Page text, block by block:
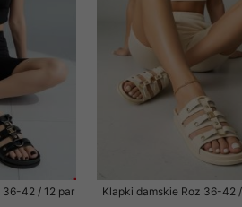
36-42 / 12 par Klapki damskie Roz 36-42
jedynie wówczas, gdy wyrazili
jeżeli potwierdzi wyraźnie
o aktualnych promocjach,
naszego Sklepu.
do ochrony Państwa prywatności, w